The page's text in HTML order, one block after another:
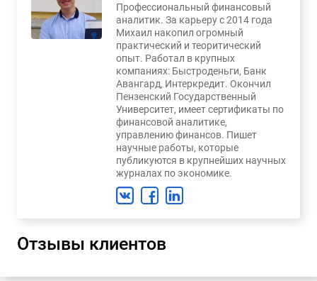
Профессиональный финансовый
аналитик. За карьеру с 2014 года
Михаил накопил огромный
практический и теоритический
опыт. Работал в крупных
компаниях: Быстроденьги, Банк
Авангард, Интеркредит. Окончил
Пензенский Государственный
Университет, имеет сертификаты по
финансовой аналитике,
управлению финансов. Пишет
научные работы, которые
публикуются в крупнейших научных
журналах по экономике.
Отзывы клиентов